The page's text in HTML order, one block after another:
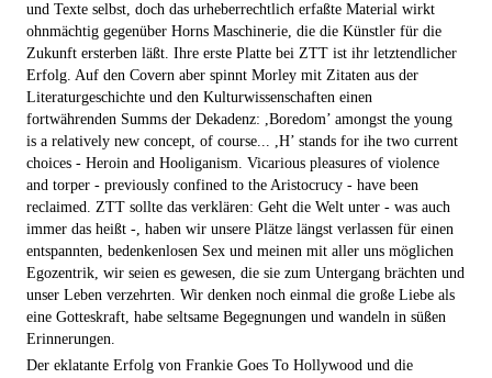
und Texte selbst, doch das urheberrechtlich erfaßte Material wirkt
ohnmächtig gegenüber Horns Maschinerie, die die Künstler für die
Zukunft ersterben läßt. Ihre erste Platte bei ZTT ist ihr letztendlicher
Erfolg. Auf den Covern aber spinnt Morley mit Zitaten aus der
Literaturgeschichte und den Kulturwissenschaften einen
fortwährenden Summs der Dekadenz: ,Boredom’ amongst the young
is a relatively new concept, of course... ,H’ stands for ihe two current
choices - Heroin and Hooliganism. Vicarious pleasures of violence
and torper - previously confined to the Aristocrucy - have been
reclaimed. ZTT sollte das verklären: Geht die Welt unter - was auch
immer das heißt -, haben wir unsere Plätze längst verlassen für einen
entspannten, bedenkenlosen Sex und meinen mit aller uns möglichen
Egozentrik, wir seien es gewesen, die sie zum Untergang brächten und
unser Leben verzehrten. Wir denken noch einmal die große Liebe als
eine Gotteskraft, habe seltsame Begegnungen und wandeln in süßen
Erinnerungen.
Der eklatante Erfolg von Frankie Goes To Hollywood und die